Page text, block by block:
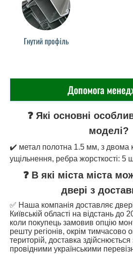
Гнутий профіль
Допомога
❓ Які основні
моделі?
✔️ метал полотна 1.5 мм, з двома
ущільнення, ребра жорсткості: 5
❓ В які міста міста
двері з
✅ Наша компанія доставляє
Київській області на відстань до
коли покупець замовив опцію
решту регіонів, окрім тимчасово
територій, доставка здійснюється
провідними українськими